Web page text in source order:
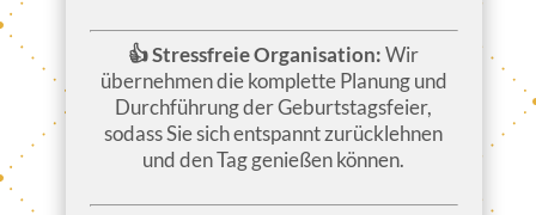
👍 Stressfreie Organisation:Wir
übernehmen die komplette Planung und
Durchführung der Geburtstagsfeier,
sodass Sie sich entspannt zurücklehnen
und den Tag genießen können.